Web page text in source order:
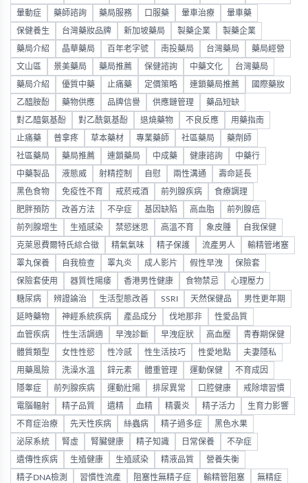
暈動症 藥師諮詢 藥局服務 口服藥 暈車治療 暈車藥
保健養生 台灣藥妝品牌 新加坡藥局 製藥企業 製藥企業
藥局介紹 晶華藥局 百年老字號 南投藥局 台灣藥局 藥局經營
文山區 景美藥局 藥局推薦 保健諮詢 中藥文化 台灣藥局
藥局介紹 優質中藥 止痛藥 定價策略 連鎖藥局推薦 國際藥妝
乙醯胺酚 藥物供應 品牌信譽 供應鏈管理 藥品短缺
對乙醯氨基酚 對乙酰氨基酚 退燒藥物 不良反應 用藥指南
止痛藥 普拿疼 草本藥材 專業藥師 社區藥局 藥劑師
社區藥局 藥局推薦 連鎖藥局 中成藥 健康諮詢 中藥行
中藥製品 液態威 射精控制 自慰 兩性溝通 壽命延長
黑色食物 免疫性不育 戒菸戒酒 前列腺疾病 食療調理
肥胖預防 改善方法 不孕症 基因缺陷 高血脂 前列腺癌
前列腺增生 生殖感染 禁慾迷思 高溫不育 象皮腫 自我保健
克萊恩費爾特氏綜合徵 精氣氣味 精子保護 流產男人 輸精管堵塞
睪丸保養 自我檢查 睪丸炎 成人影片 假性早洩 保險套
保險套使用 器質性陽痿 香港男性健康 食物禁忌 心理壓力
糖尿病 辨證論治 生活型態改善 SSRI 天然保健品 男性更年期
延時藥物 神經系統疾病 產品成分 伐地那非 性愛品質
血管疾病 性生活調適 早洩診斷 早洩症狀 高血壓 青春期保健
體質類型 女性性慾 性冷感 性生活技巧 性愛地點 夫妻隱私
用藥風險 洗澡水溫 鋅元素 體重管理 運動保健 不育成因
隱睾症 前列腺疾病 運動壯陽 排尿異常 口腔健康 戒除壞習慣
電腦輻射 精子品質 遺精 血精 精囊炎 精子活力 生育力影響
不育症治療 先天性疾病 絲蟲病 精子過多症 黑色水果
泌尿系統 腎虛 腎臟健康 精子知識 日常保養 不孕症
遺傳性疾病 生殖健康 生殖感染 精液品質 營養失衡
精子DNA檢測 習慣性流產 阻塞性無精子症 輸精管阻塞 無精症